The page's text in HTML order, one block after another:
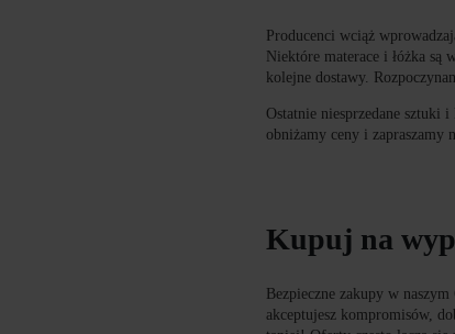
Producenci wciąż
Niektóre materace i łóżka są
kolejne dostawy.
Ostatnie niesprzedane sztuki
obniżamy ceny i zapraszamy
Kupuj na
Bezpieczne zakupy w
akceptujesz kompromisów,